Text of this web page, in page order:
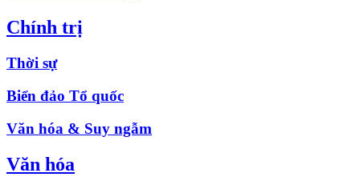
Chính trị
Thời sự
Biển đảo Tổ quốc
Văn hóa & Suy ngẫm
Văn hóa